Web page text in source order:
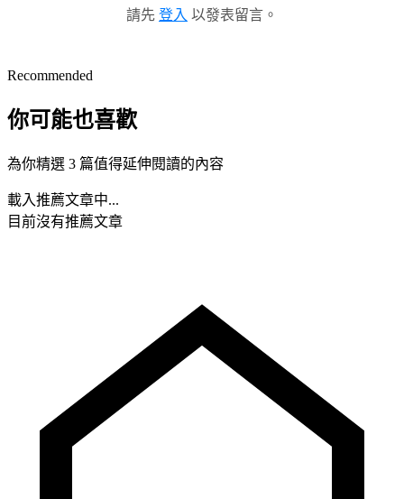
請先 登入 以發表留言。
Recommended
你可能也喜歡
為你精選 3 篇值得延伸閱讀的內容
載入推薦文章中...
目前沒有推薦文章